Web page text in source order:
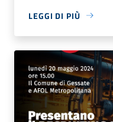
LEGGI DI PIÙ